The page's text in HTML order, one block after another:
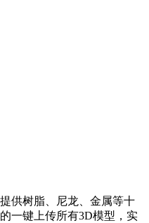
供树脂、尼龙、金属等十
一键上传所有3D模型，实